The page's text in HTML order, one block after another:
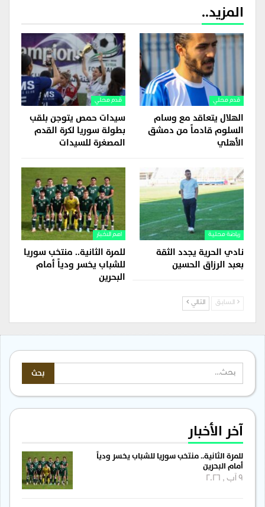
المزيد..
قدم محلي
الهلال يتعاقد مع وسام
السلوم قادماً من دمشق
الأهلي
قدم محلي
سيدات حمص يتوجن بلقب
بطولة سوريا لكرة القدم
المصغرة للسيدات
رياضة محلية
نادي الحرية يجدد الثقة
بعبد الرزاق الحسين
اهم الاخبار
للمرة الثانية.. منتخب سوريا
للشباب يخسر ودياً أمام
البحرين
السابق التالي
آخر الأخبار
للمرة الثانية.. منتخب سوريا للشباب يخسر ودياً
أمام البحرين